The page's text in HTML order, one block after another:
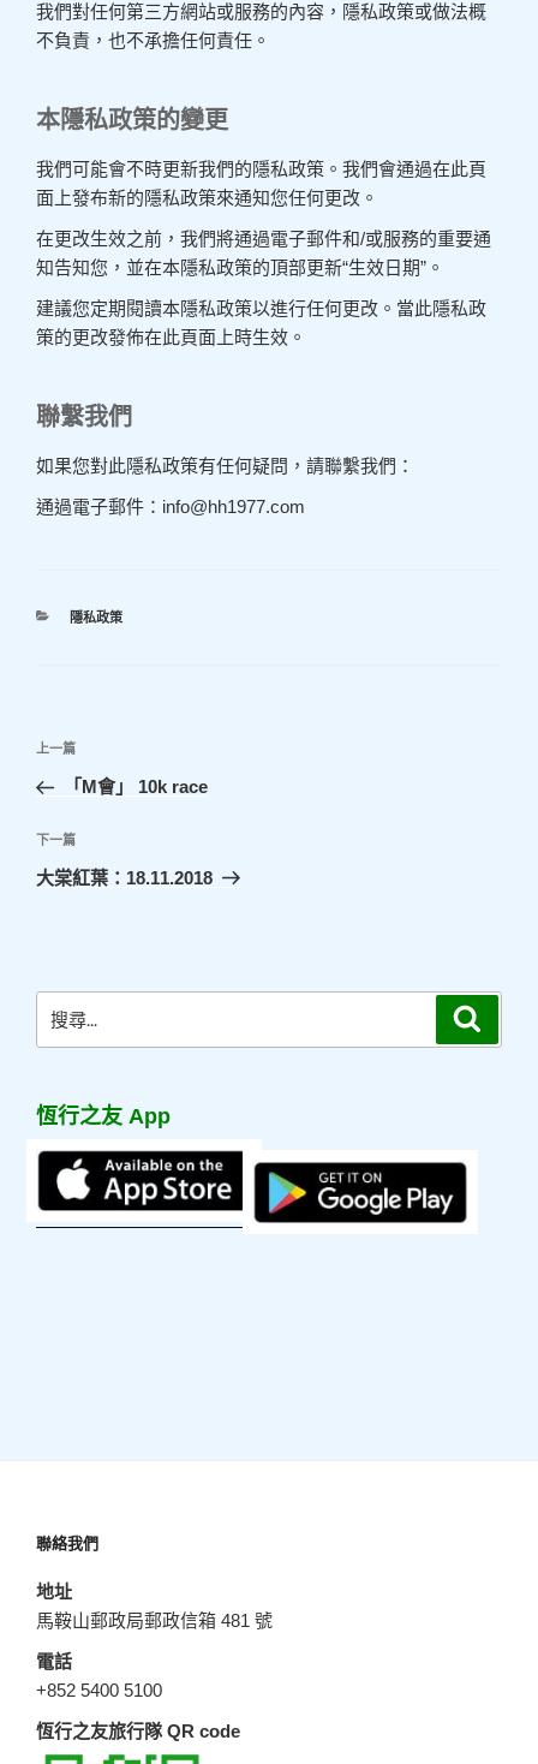
我們對任何第三方網站或服務的內容，隱私政策或做法概
不負責，也不承擔任何責任。
本隱私政策的變更
我們可能會不時更新我們的隱私政策。我們會通過在此頁
面上發布新的隱私政策來通知您任何更改。
在更改生效之前，我們將通過電子郵件和/或服務的重要通
知告知您，並在本隱私政策的頂部更新“生效日期”。
建議您定期閱讀本隱私政策以進行任何更改。當此隱私政
策的更改發佈在此頁面上時生效。
聯繫我們
如果您對此隱私政策有任何疑問，請聯繫我們：
通過電子郵件：info@hh1977.com
分
隱私政策
文
導
覽
上
一
文
章
上一篇
「M會」 10k race
下
一
下一篇
大棠紅葉：18.11.2018
尋
字:
恆行之友 App
聯絡我們
地址
馬鞍山郵政局郵政信箱 481 號
電話
+852 5400 5100
恆行之友旅行隊 QR code